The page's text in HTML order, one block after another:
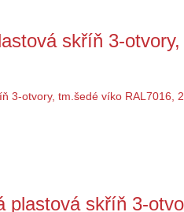
skříň 3-
plastová skříň 3-